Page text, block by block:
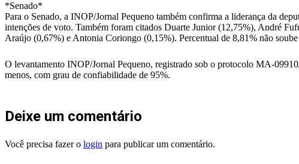
*Senado*
Para o Senado, a INOP/Jornal Pequeno também confirma a liderança da
intenções de voto. Também foram citados Duarte Junior (12,75%), André
Araújo (0,67%) e Antonia Coriongo (0,15%). Percentual de 8,81% não
O levantamento INOP/Jornal Pequeno, registrado sob o protocolo MA-
menos, com grau de confiabilidade de 95%.
Deixe um comentário
Você precisa fazer o login para publicar um comentário.